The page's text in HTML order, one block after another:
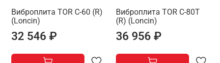
Виброплита TOR C-60 (R)
(Loncin)
32 546 ₽
Виброплита TOR C-80T
(R) (Loncin)
36 956 ₽